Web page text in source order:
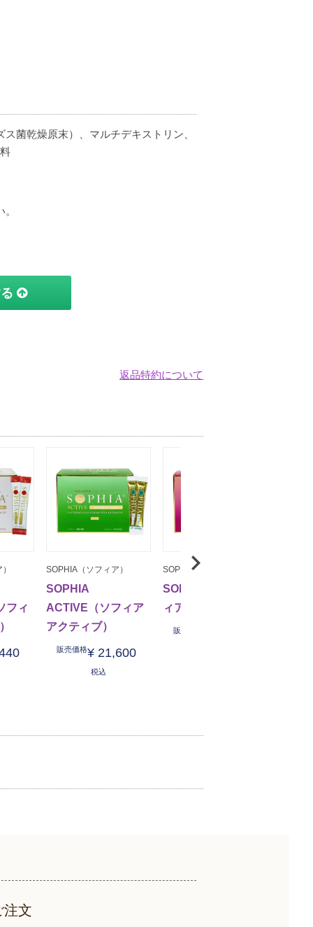
菌乾燥原末）、マルチデキストリン、
返品特約について
フィ
SOPHIA（ソフィア）
SOPHIA
ACTIVE（ソフィア
アクティブ）
販売価格¥ 21,600
税込
SOPHIA（ソフィア）
SOPHIA FINE（ソフ
ィア ファイン）
販売価格
注文